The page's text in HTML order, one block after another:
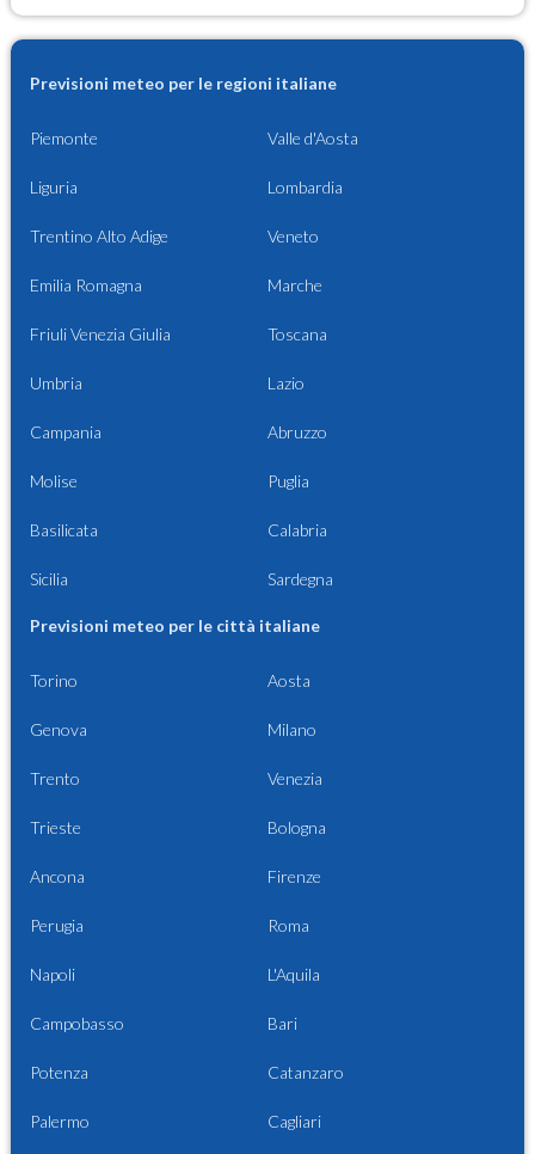
Previsioni meteo per le regioni italiane
Piemonte Valle d'Aosta
Liguria Lombardia
Trentino Alto Adige Veneto
Emilia Romagna Marche
Friuli Venezia Giulia Toscana
Umbria Lazio
Campania Abruzzo
Molise Puglia
Basilicata Calabria
Sicilia Sardegna
Previsioni meteo per le città italiane
Torino Aosta
Genova Milano
Trento Venezia
Trieste Bologna
Ancona Firenze
Perugia Roma
Napoli L'Aquila
Campobasso Bari
Potenza Catanzaro
Palermo Cagliari